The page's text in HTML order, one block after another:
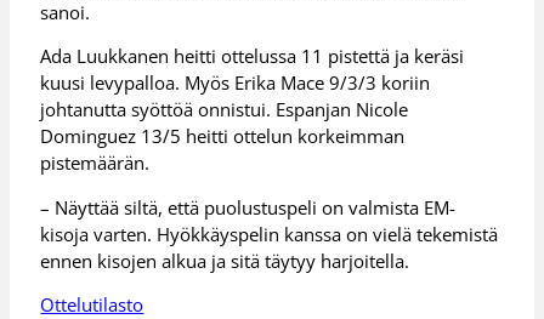
sanoi.
Ada Luukkanen heitti ottelussa 11 pistettä ja keräsi
kuusi levypalloa. Myös Erika Mace 9/3/3 koriin
johtanutta syöttöä onnistui. Espanjan Nicole
Dominguez 13/5 heitti ottelun korkeimman
pistemäärän.
– Näyttää siltä, että puolustuspeli on valmista EM-
kisoja varten. Hyökkäyspelin kanssa on vielä tekemistä
ennen kisojen alkua ja sitä täytyy harjoitella.
Ottelutilasto